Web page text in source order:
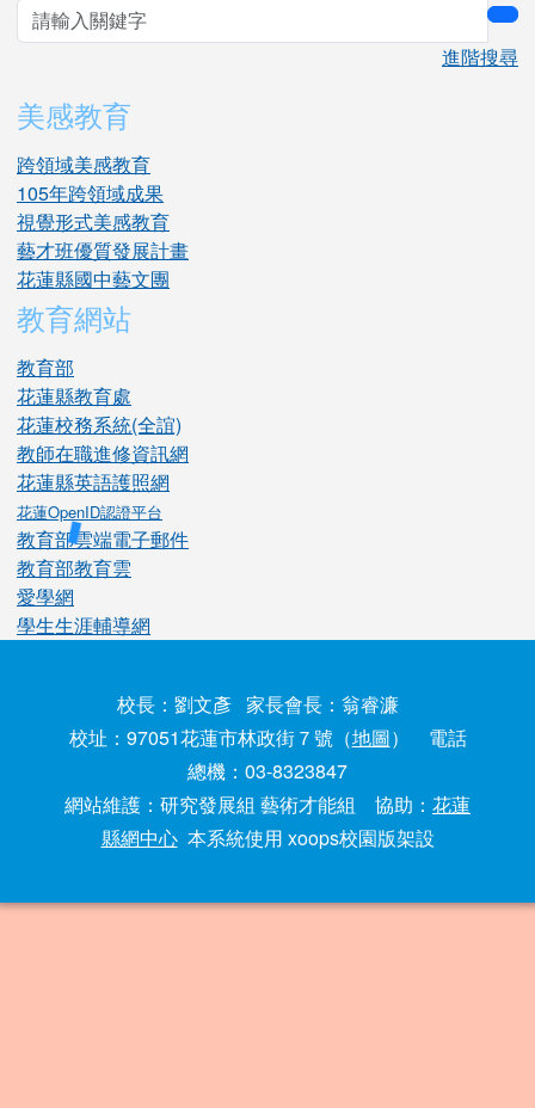
進階搜尋
美感教育
跨領域美感教育
105年跨領域成果
視覺形式美感教育
藝才班優質發展計畫
花蓮縣國中藝文團
教育網站
教育部
花蓮縣教育處
花蓮校務系統(全誼)
教師在職進修資訊網
花蓮縣英語護照網
花蓮OpenID認證平台
教育部雲端電子郵件
教育部教育雲
愛學網
學生生涯輔導網
校長：劉文彥 家長會長：翁睿濂
校址：97051花蓮市林政街７號（地圖） 電話
總機：03-8323847
網站維護：研究發展組 藝術才能組 協助： 花蓮
縣網中心本系統使用 xoops校園版架設